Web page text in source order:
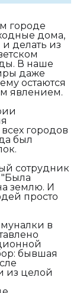
городе
дома,
и делать из
В наше
даже
остаются
явлением.
городов
был
сотрудник
"Была
землю. И
просто
в
бывшая
из целой